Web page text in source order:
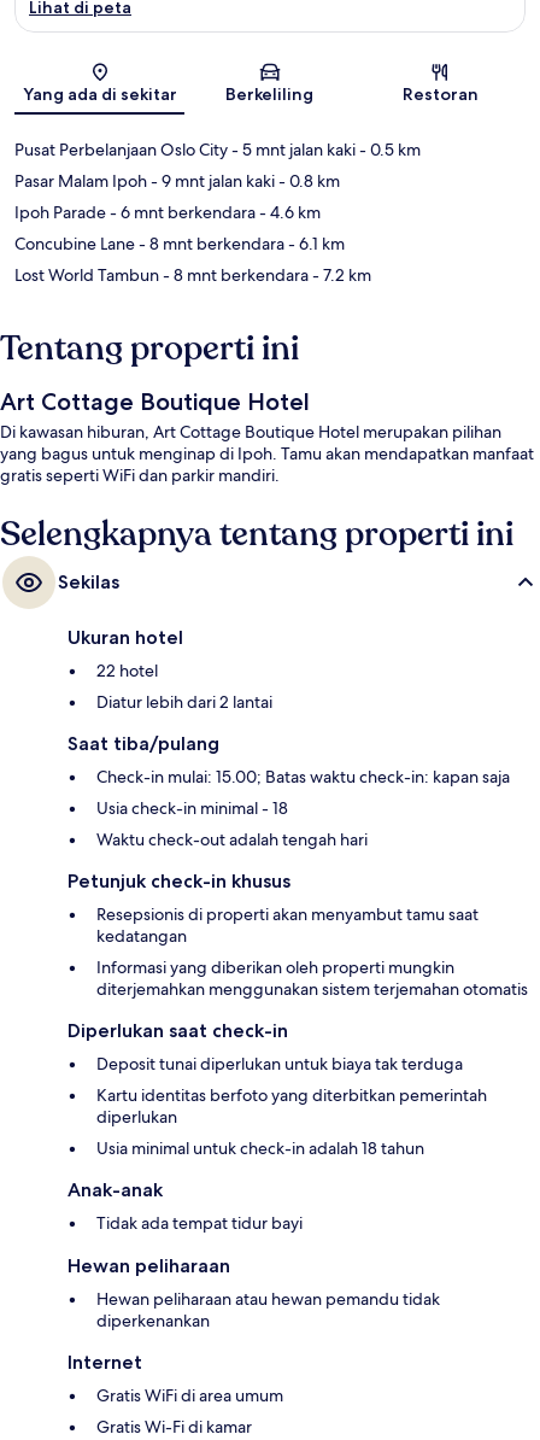
Lihat di peta
Yang ada di sekitar Berkeliling Restoran
Pusat Perbelanjaan Oslo City- 5 mnt jalan kaki- 0.5 km
Pasar Malam Ipoh- 9 mnt jalan kaki- 0.8 km
Ipoh Parade- 6 mnt berkendara- 4.6 km
Concubine Lane- 8 mnt berkendara- 6.1 km
Lost World Tambun- 8 mnt berkendara- 7.2 km
Tentang properti ini
Art Cottage Boutique Hotel
Di kawasan hiburan, Art Cottage Boutique Hotel merupakan pilihan
yang bagus untuk menginap di Ipoh. Tamu akan mendapatkan manfaat
gratis seperti WiFi dan parkir mandiri.
Selengkapnya tentang properti ini
Sekilas
Ukuran hotel
22 hotel
Diatur lebih dari 2 lantai
Saat tiba/pulang
Check-in mulai: 15.00; Batas waktu check-in: kapan saja
Usia check-in minimal - 18
Waktu check-out adalah tengah hari
Petunjuk check-in khusus
Resepsionis di properti akan menyambut tamu saat
kedatangan
Informasi yang diberikan oleh properti mungkin
diterjemahkan menggunakan sistem terjemahan otomatis
Diperlukan saat check-in
Deposit tunai diperlukan untuk biaya tak terduga
Kartu identitas berfoto yang diterbitkan pemerintah
diperlukan
Usia minimal untuk check-in adalah 18 tahun
Anak-anak
Tidak ada tempat tidur bayi
Hewan peliharaan
Hewan peliharaan atau hewan pemandu tidak
diperkenankan
Internet
Gratis WiFi di area umum
Gratis Wi-Fi di kamar